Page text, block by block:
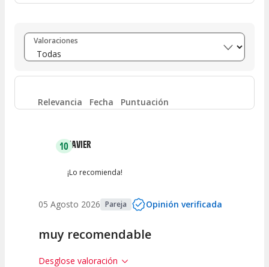
Entre 8 y 10 (528)
Entre 6 y 8 (65)
Entre 4 y 6 32
Valoraciones
Relevancia Fecha Puntuación
10JAVIER
¡Lo recomienda!
05 Agosto 2026 Pareja Opinión verificada
muy recomendable
Desglose valoración